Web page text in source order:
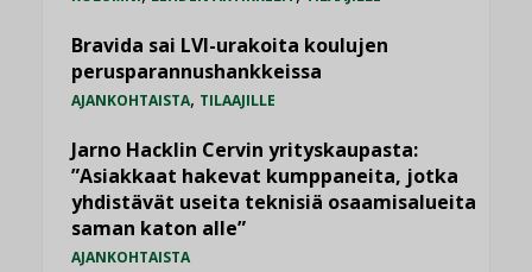
Bravida sai LVI-urakoita koulujen
perusparannushankkeissa
AJANKOHTAISTA, TILAAJILLE
Jarno Hacklin Cervin yrityskaupasta:
”Asiakkaat hakevat kumppaneita, jotka
yhdistävät useita teknisiä osaamisalueita
saman katon alle”
AJANKOHTAISTA